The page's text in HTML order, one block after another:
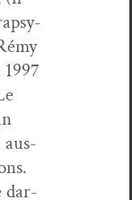
aus­
dar­